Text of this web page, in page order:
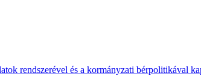
rendszerével és a kormányzati bérpolitikával